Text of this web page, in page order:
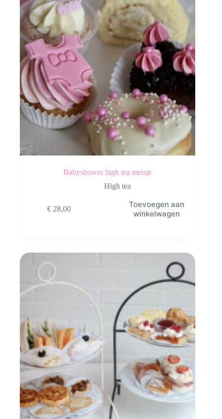
Babyshower high tea meisje
High tea
€28,00
Toevoegen aan
winkelwagen